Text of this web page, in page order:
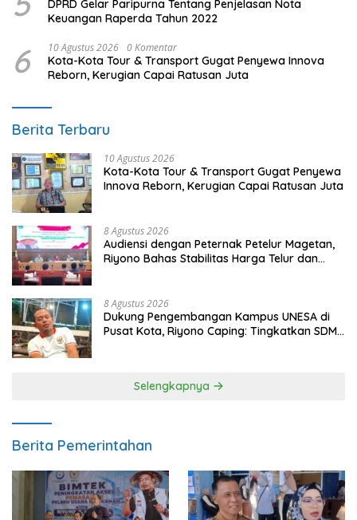
DPRD Gelar Paripurna Tentang Penjelasan Nota
Keuangan Raperda Tahun 2022
6 10 Agustus 2026 0 Komentar
Kota-Kota Tour & Transport Gugat Penyewa Innova
Reborn, Kerugian Capai Ratusan Juta
Berita Terbaru
10 Agustus 2026
Kota-Kota Tour & Transport Gugat Penyewa
Innova Reborn, Kerugian Capai Ratusan Juta
8 Agustus 2026
Audiensi dengan Peternak Petelur Magetan,
Riyono Bahas Stabilitas Harga Telur dan
8 Agustus 2026
Dukung Pengembangan Kampus UNESA di
Pusat Kota, Riyono Caping: Tingkatkan SDM
Selengkapnya
Berita Pemerintahan